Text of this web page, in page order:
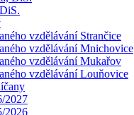
vzdělávání Strančice
vzdělávání Mnichovice
vzdělávání Mukařov
vzdělávání Louňovice
2027
2026